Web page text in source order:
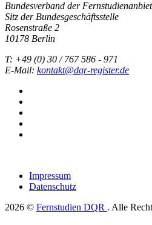
Bundesverband der
Sitz der Bundesgeschäftsstelle
Rosenstraße 2
10178 Berlin
T: +49 (0) 30 / 767 586 - 971
E-Mail: kontakt@dqr-register.de
Impressum
Datenschutz
2026 © Fernstudien DQR . Alle